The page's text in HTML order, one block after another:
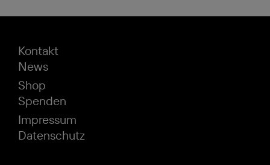
Kontakt
News
Shop
Spenden
Impressum
Datenschutz